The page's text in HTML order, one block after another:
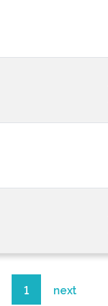
1 next